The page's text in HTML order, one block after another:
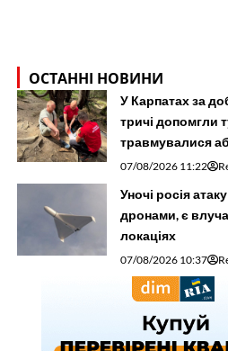
ОСТАННІ НОВИНИ
У Карпатах за
тричі допомгли
травмувалися
07/08/2026 11:22
Уночі росія
дронами, є
локаціях
07/08/2026 10:37